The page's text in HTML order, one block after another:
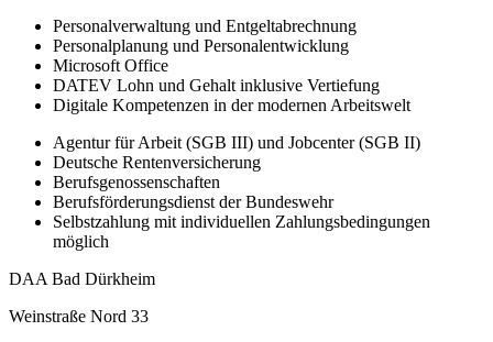
Personalverwaltung und Entgeltabrechnung
Personalplanung und Personalentwicklung
Microsoft Office
DATEV Lohn und Gehalt inklusive Vertiefung
Digitale Kompetenzen in der modernen Arbeitswelt
Agentur für Arbeit (SGB III) und Jobcenter (SGB II)
Deutsche Rentenversicherung
Berufsgenossenschaften
Berufsförderungsdienst der Bundeswehr
Selbstzahlung mit individuellen Zahlungsbedingungen
möglich
DAA Bad Dürkheim
Weinstraße Nord 33